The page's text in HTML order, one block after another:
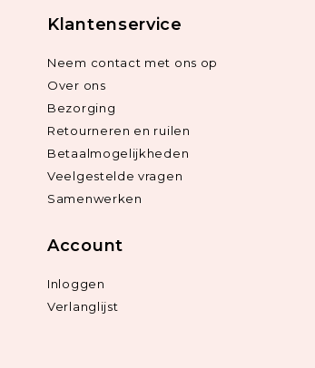
Klantenservice
Neem contact met ons op
Over ons
Bezorging
Retourneren en ruilen
Betaalmogelijkheden
Veelgestelde vragen
Samenwerken
Account
Inloggen
Verlanglijst